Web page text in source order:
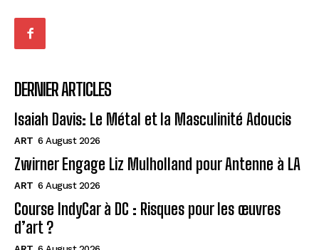
DERNIER ARTICLES
Isaiah Davis: Le Métal et la Masculinité Adoucis
ART 6 August 2026
Zwirner Engage Liz Mulholland pour Antenne à LA
ART 6 August 2026
Course IndyCar à DC : Risques pour les œuvres
d’art ?